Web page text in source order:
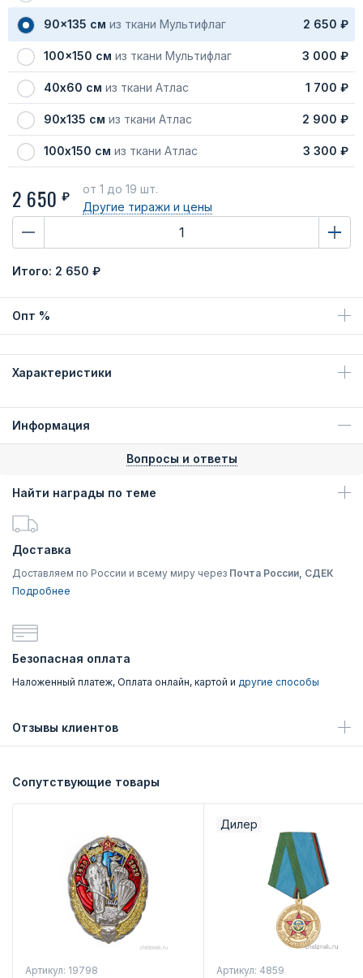
90x135 см из ткани Мультифлаг 2 650 ₽
100x150 см из ткани Мультифлаг 3 000 ₽
40х60 см из ткани Атлас 1 700 ₽
90х135 см из ткани Атлас 2 900 ₽
100х150 см из ткани Атлас 3 300 ₽
2 650 ₽
от 1 до 19 шт.
Другие тиражи и цены
Итого: 2 650 ₽
Опт %
Характеристики
Информация
Вопросы и ответы
Найти награды по теме
Доставка
Доставляем по России и всему миру через Почта России, СДЕК
Подробнее
Безопасная оплата
Наложенный платеж, Оплата онлайн, картой и другие способы
Отзывы клиентов
Сопутствующие товары
Артикул: 19798
Дилер
Артикул: 4859